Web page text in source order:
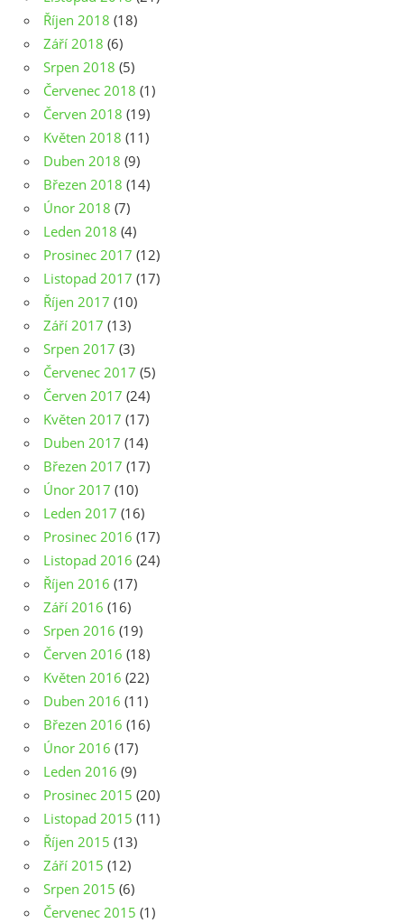
Říjen 2018 (18)
Září 2018 (6)
Srpen 2018 (5)
Červenec 2018 (1)
Červen 2018 (19)
Květen 2018 (11)
Duben 2018 (9)
Březen 2018 (14)
Únor 2018 (7)
Leden 2018 (4)
Prosinec 2017 (12)
Listopad 2017 (17)
Říjen 2017 (10)
Září 2017 (13)
Srpen 2017 (3)
Červenec 2017 (5)
Červen 2017 (24)
Květen 2017 (17)
Duben 2017 (14)
Březen 2017 (17)
Únor 2017 (10)
Leden 2017 (16)
Prosinec 2016 (17)
Listopad 2016 (24)
Říjen 2016 (17)
Září 2016 (16)
Srpen 2016 (19)
Červen 2016 (18)
Květen 2016 (22)
Duben 2016 (11)
Březen 2016 (16)
Únor 2016 (17)
Leden 2016 (9)
Prosinec 2015 (20)
Listopad 2015 (11)
Říjen 2015 (13)
Září 2015 (12)
Srpen 2015 (6)
Červenec 2015 (1)